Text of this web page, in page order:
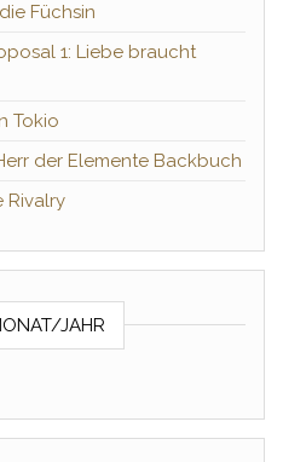
Füchsin
1: Liebe braucht
Tokio
der Elemente Backbuch
Rivalry
JAHR